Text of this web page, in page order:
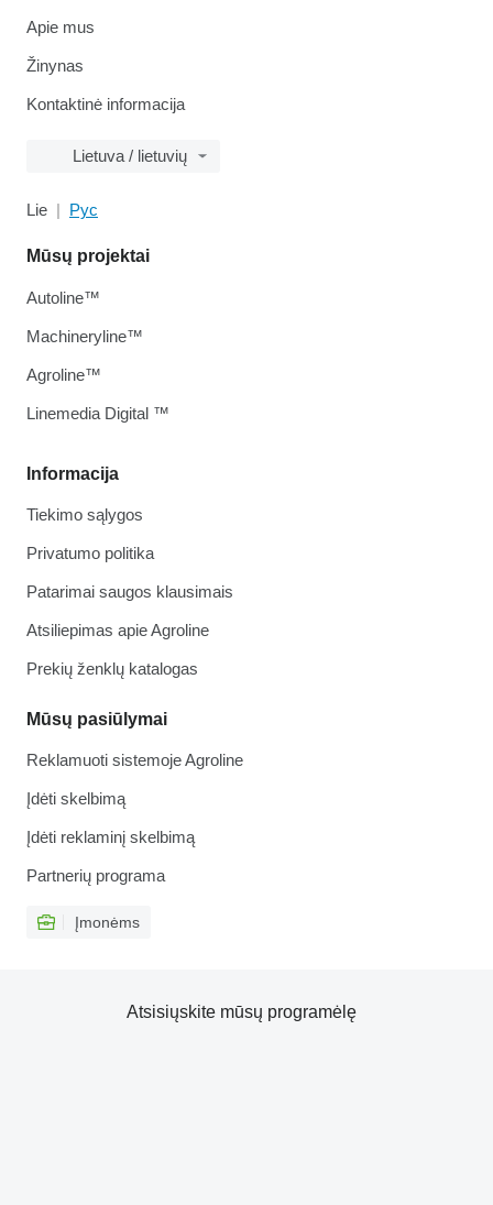
Apie mus
Žinynas
Kontaktinė informacija
Lietuva / lietuvių
Lie Рус
Informacija
Tiekimo sąlygos
Privatumo politika
Patarimai saugos klausimais
Atsiliepimas apie Agroline
Prekių ženklų katalogas
Mūsų pasiūlymai
Reklamuoti sistemoje Agroline
Įdėti skelbimą
Įdėti reklaminį skelbimą
Partnerių programa
Įmonėms
Mūsų projektai
Autoline™
Machineryline™
Agroline™
Linemedia Digital ™
Atsisiųskite mūsų programėlę